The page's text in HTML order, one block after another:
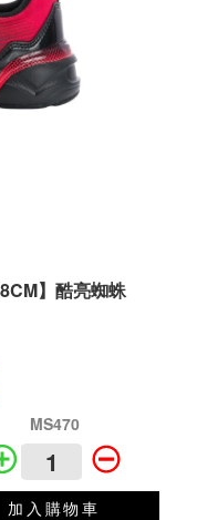
】酷亮蜘蛛
MS470
加入購物車